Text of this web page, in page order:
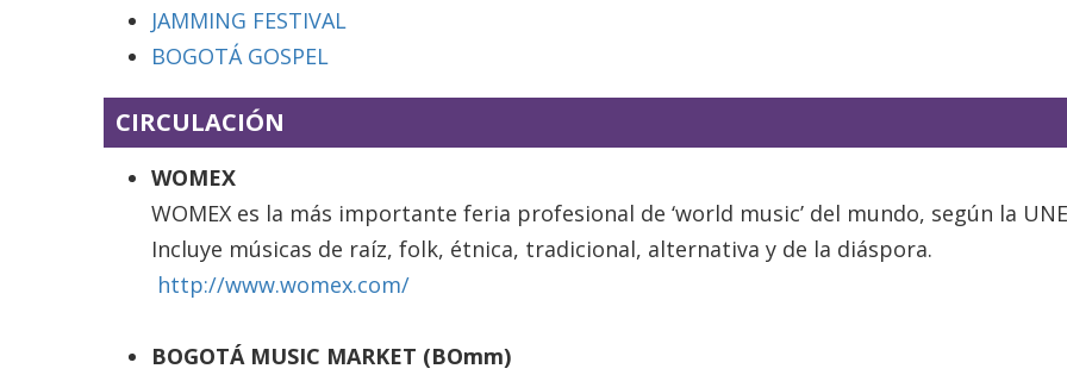
JAMMING FESTIVAL
BOGOTÁ GOSPEL
CIRCULACIÓN
WOMEX
WOMEX es la más importante feria profesional de ‘world music’ del mundo, según la
Incluye músicas de raíz, folk, étnica, tradicional, alternativa y de la diáspora.
http://www.womex.com/
BOGOTÁ MUSIC MARKET (BOmm)